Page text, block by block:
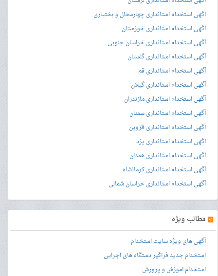
آگهی استخدام استانداری چهارمحال و بختیاری
آگهی استخدام استانداری خوزستان
آگهی استخدام استانداری خراسان جنوبی
آگهی استخدام استانداری گلستان
آگهی استخدام استانداری قم
آگهی استخدام استانداری گیلان
آگهی استخدام استانداری مازندران
آگهی استخدام استانداری سمنان
آگهی استخدام استانداری قزوین
آگهی استخدام استانداری یزد
آگهی استخدام استانداری همدان
آگهی استخدام استانداری کرمانشاه
آگهی استخدام استانداری خراسان شمالی
» مطالب ویژه
آگهی های ویژه سایت استخدام
استخدام جدید فراگیر دستگاه های اجرایی
استخدام آموزش و پرورش